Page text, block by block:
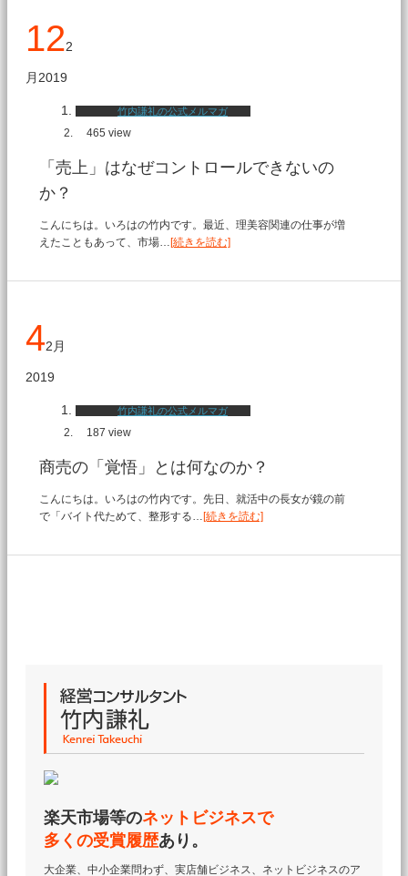
122
月2019
竹内謙礼の公式メルマガ
465 view
「売上」はなぜコントロールできないの
か？
こんにちは。いろはの竹内です。最近、理美容関連の仕事が増
えたこともあって、市場…[続きを読む]
42月
2019
竹内謙礼の公式メルマガ
187 view
商売の「覚悟」とは何なのか？
こんにちは。いろはの竹内です。先日、就活中の長女が鏡の前
で「バイト代ためて、整形する…[続きを読む]
楽天市場等のネットビジネスで
多くの受賞履歴あり。
大企業、中小企業問わず、実店舗ビジネス、ネットビジネスのア